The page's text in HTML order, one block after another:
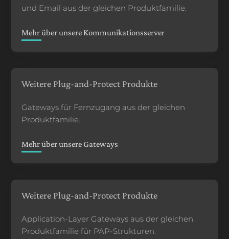
und Email aus der gleichen Produktfamilie.
Mehr über unsere Kommunikationsserver
Weitere Plug-and-Protect Produkte
Gateways für Fernzugang aus der gleichen
Produktfamilie.
Mehr über unsere Gateways
Weitere Plug-and-Protect Produkte
Application-Layer Gateways aus der gleichen
Produktfamilie für PAP-Strukturen.